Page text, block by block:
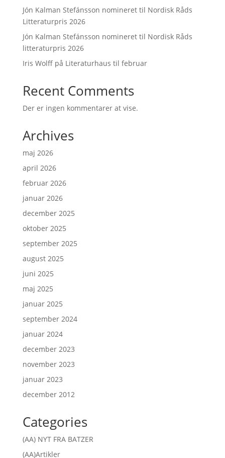
Jón Kalman Stefánsson nomineret til Nordisk Råds
Litteraturpris 2026
Jón Kalman Stefánsson nomineret til Nordisk Råds
litteraturpris 2026
Iris Wolff på Literaturhaus til februar
Recent Comments
Der er ingen kommentarer at vise.
Archives
maj 2026
april 2026
februar 2026
januar 2026
december 2025
oktober 2025
september 2025
august 2025
juni 2025
maj 2025
januar 2025
september 2024
januar 2024
december 2023
november 2023
januar 2023
december 2012
Categories
(AA) NYT FRA BATZER
(AA)Artikler